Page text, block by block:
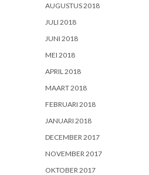
AUGUSTUS 2018
JULI 2018
JUNI 2018
MEI 2018
APRIL 2018
MAART 2018
FEBRUARI 2018
JANUARI 2018
DECEMBER 2017
NOVEMBER 2017
OKTOBER 2017